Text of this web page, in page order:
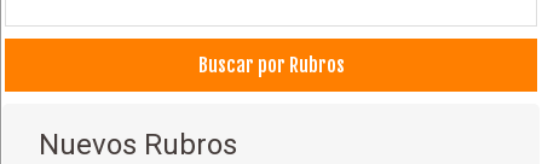
Buscar por Rubros
Nuevos Rubros